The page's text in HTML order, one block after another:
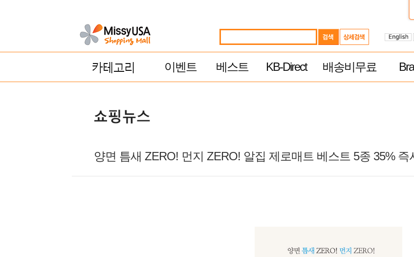
이벤트 베스트 KB-Direct 배송비무료
양면 틈새 ZERO! 먼지 ZERO! 알집 제로매트 베스트 5종 35%